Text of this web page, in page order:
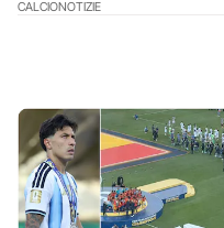
CALCIONOTIZIE